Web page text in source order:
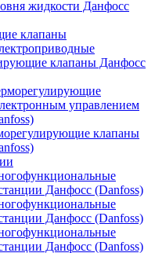
жидкости Данфосс
клапаны
клапаны Данфосс
управлением
клапаны
Данфосс (Danfoss)
Данфосс (Danfoss)
Данфосс (Danfoss)